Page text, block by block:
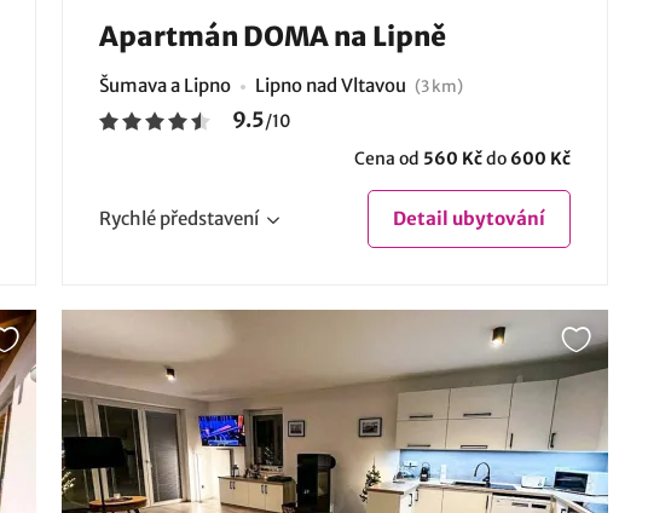
Apartmán DOMA na Lipně
Šumava a Lipno Lipno nad Vltavou (3 km)
9.5/10
Cena od 560 Kčdo 600 Kč
Rychlé představení Detail ubytování